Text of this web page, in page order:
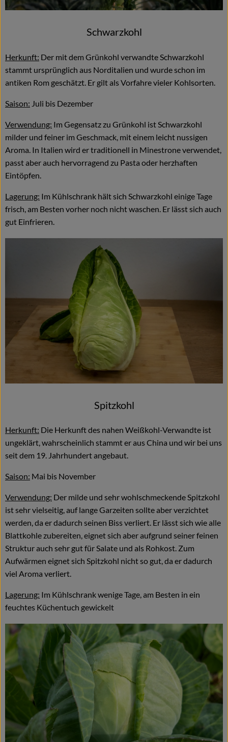
Schwarzkohl
Herkunft: Der mit dem Grünkohl verwandte Schwarzkohl
stammt ursprünglich aus Norditalien und wurde schon im
antiken Rom geschätzt. Er gilt als Vorfahre vieler Kohlsorten.
Saison: Juli bis Dezember
Verwendung: Im Gegensatz zu Grünkohl ist Schwarzkohl
milder und feiner im Geschmack, mit einem leicht nussigen
Aroma. In Italien wird er traditionell in Minestrone verwendet,
passt aber auch hervorragend zu Pasta oder herzhaften
Eintöpfen.
Lagerung: Im Kühlschrank hält sich Schwarzkohl einige Tage
frisch, am Besten vorher noch nicht waschen. Er lässt sich auch
gut Einfrieren.
Spitzkohl
Herkunft: Die Herkunft des nahen Weißkohl-Verwandte ist
ungeklärt, wahrscheinlich stammt er aus China und wir bei uns
seit dem 19. Jahrhundert angebaut.
Saison: Mai bis November
Verwendung: Der milde und sehr wohlschmeckende Spitzkohl
ist sehr vielseitig, auf lange Garzeiten sollte aber verzichtet
werden, da er dadurch seinen Biss verliert. Er lässt sich wie alle
Blattkohle zubereiten, eignet sich aber aufgrund seiner feinen
Struktur auch sehr gut für Salate und als Rohkost. Zum
Aufwärmen eignet sich Spitzkohl nicht so gut, da er dadurch
viel Aroma verliert.
Lagerung: Im Kühlschrank wenige Tage, am Besten in ein
feuchtes Küchentuch gewickelt